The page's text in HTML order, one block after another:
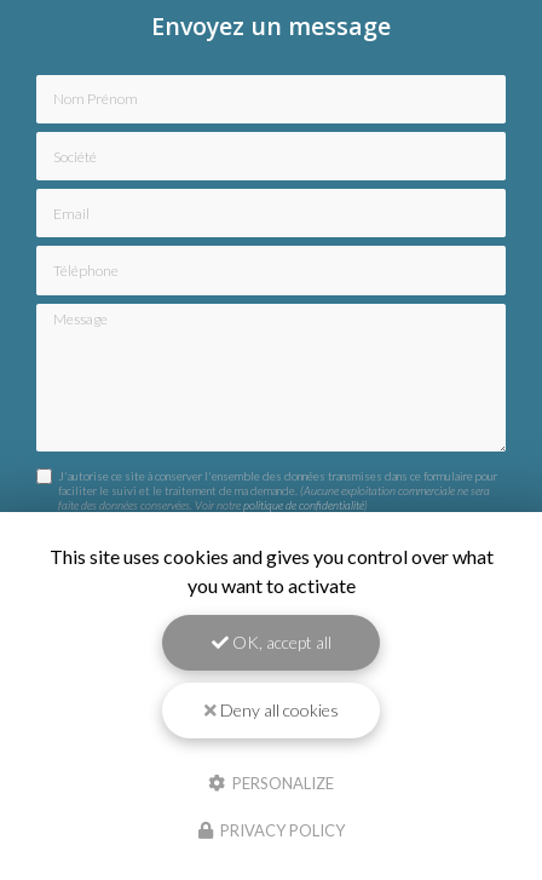
Envoyez un message
Message
J'autorise ce site à conserver l'ensemble des données transmises dans ce formulaire pour
faciliter le suivi et le traitement de ma demande.(Aucune exploitation commerciale ne sera
faite des données conservées. Voir notrepolitique de confidentialité)
This site uses cookies and gives you control over what
you want to activate
OK, accept all
Deny all cookies
PERSONALIZE
PRIVACY POLICY